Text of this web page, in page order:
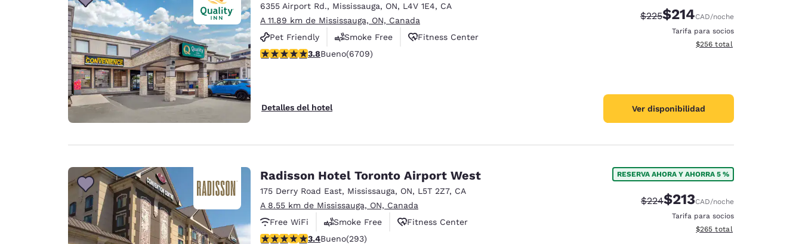
6355 Airport Rd., Mississauga, ON, L4V 1E4, CA
A 11.89 km de Mississauga, ON, Canada
Pet Friendly
Smoke Free
Fitness Center
calificación de 3.77 estrellas. Bueno. 6709 reseñas
3.8Bueno(6709)
Detalles del hotel
Precio tachado:
$225Precio con descuento:
$214CAD/noche
Tarifa para socios
Ver detalles del total
$256 total
Ver disponibilidad
Radisson Hotel Toronto Airport West
175 Derry Road East, Mississauga, ON, L5T 2Z7, CA
A 8.55 km de Mississauga, ON, Canada
Free WiFi
Smoke Free
Fitness Center
calificación de 3.4 estrellas. Bueno. 293 reseñas
3.4Bueno(293)
RESERVA AHORA Y AHORRA 5 %
Precio tachado:
$224Precio con descuento:
$213CAD/noche
Tarifa para socios
Ver detalles del total
$265 total